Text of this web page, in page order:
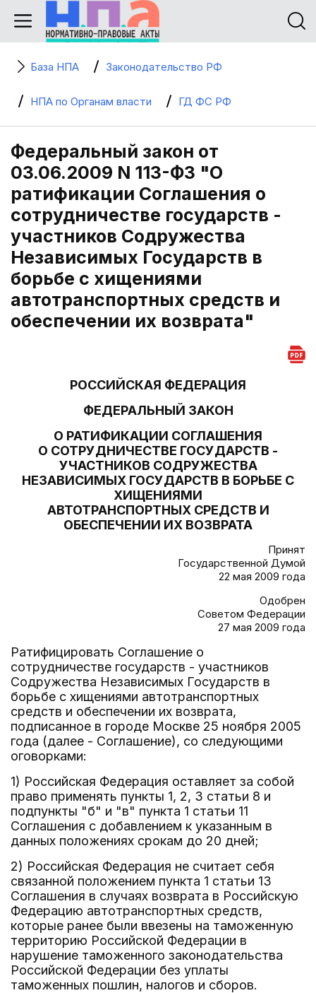
База НПА Законодательство РФ
НПА по Органам власти ГД ФС РФ
Федеральный закон от
03.06.2009 N 113-ФЗ "О
ратификации Соглашения о
сотрудничестве государств -
участников Содружества
Независимых Государств в
борьбе с хищениями
автотранспортных средств и
обеспечении их возврата"
РОССИЙСКАЯ ФЕДЕРАЦИЯ
ФЕДЕРАЛЬНЫЙ ЗАКОН
О РАТИФИКАЦИИ СОГЛАШЕНИЯ
О СОТРУДНИЧЕСТВЕ ГОСУДАРСТВ -
УЧАСТНИКОВ СОДРУЖЕСТВА
НЕЗАВИСИМЫХ ГОСУДАРСТВ В БОРЬБЕ С
ХИЩЕНИЯМИ
АВТОТРАНСПОРТНЫХ СРЕДСТВ И
ОБЕСПЕЧЕНИИ ИХ ВОЗВРАТА
Принят
Государственной Думой
22 мая 2009 года
Одобрен
Советом Федерации
27 мая 2009 года
Ратифицировать Соглашение о
сотрудничестве государств - участников
Содружества Независимых Государств в
борьбе с хищениями автотранспортных
средств и обеспечении их возврата,
подписанное в городе Москве 25 ноября 2005
года (далее - Соглашение), со следующими
оговорками:
1) Российская Федерация оставляет за собой
право применять пункты 1, 2, 3 статьи 8 и
подпункты "б" и "в" пункта 1 статьи 11
Соглашения с добавлением к указанным в
данных положениях срокам до 20 дней;
2) Российская Федерация не считает себя
связанной положением пункта 1 статьи 13
Соглашения в случаях возврата в Российскую
Федерацию автотранспортных средств,
которые ранее были ввезены на таможенную
территорию Российской Федерации в
нарушение таможенного законодательства
Российской Федерации без уплаты
таможенных пошлин, налогов и сборов.